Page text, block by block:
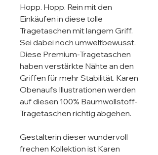
Hopp. Hopp. Rein mit den
Einkäufen in diese tolle
Tragetaschen mit langem Griff.
Sei dabei noch umweltbewusst.
Diese Premium-Tragetaschen
haben verstärkte Nähte an den
Griffen für mehr Stabilität. Karen
Obenaufs Illustrationen werden
auf diesen 100% Baumwollstoff-
Tragetaschen richtig abgehen.
Gestalterin dieser wundervoll
frechen Kollektion ist Karen